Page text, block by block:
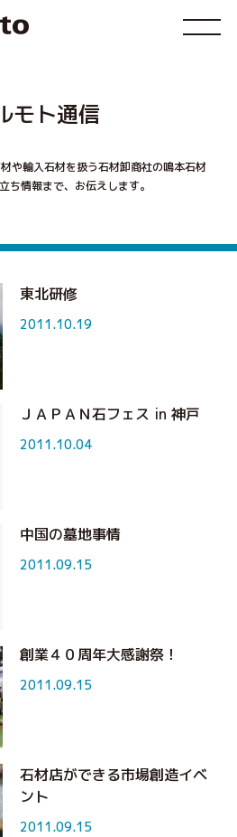
モト通信
や輸入石材を扱う石材卸商社の鳴本石材
ち情報まで、お伝えします。
東北研修
2011.10.19
ＪＡＰＡＮ石フェス in 神戸
2011.10.04
中国の墓地事情
2011.09.15
創業４０周年大感謝祭！
2011.09.15
石材店ができる市場創造イベ
ント
2011.09.15